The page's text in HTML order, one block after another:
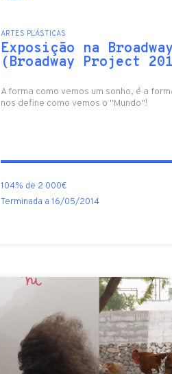
ARTES PLÁSTICAS
Exposição na Broadway
(Broadway Project
A forma como vemos um sonho, é a
nos define como vemos o "Mundo"!
104% de 2 000€
Terminada a 16/05/2014